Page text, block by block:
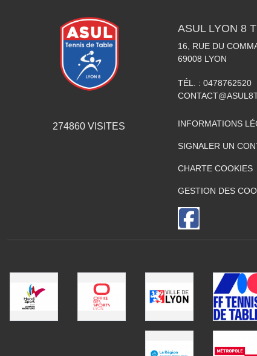
274860 VISITES
ASUL LYON 8
16, RUE DU
69008 LYON
TÉL. : 0478762520
INFORMATIONS
SIGNALER UN
CHARTE COOKIES
GESTION DES